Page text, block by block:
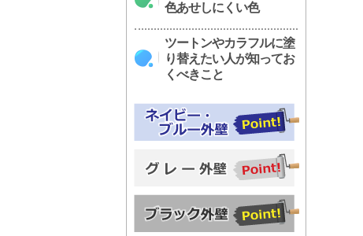
色あせしにくい色
ツートンやカラフルに塗
り替えたい人が知ってお
くべきこと